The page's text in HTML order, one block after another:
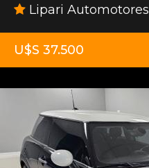
Lipari Automotores
U$S 37.500